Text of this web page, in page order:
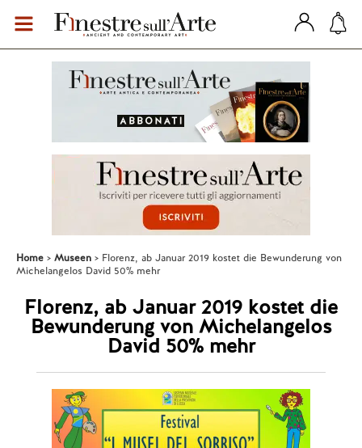
Home Museen
Florenz, ab Januar 2019 kostet die Bewunderung von
Michelangelos David 50% mehr
Florenz, ab Januar 2019 kostet die
Bewunderung von Michelangelos
David 50% mehr